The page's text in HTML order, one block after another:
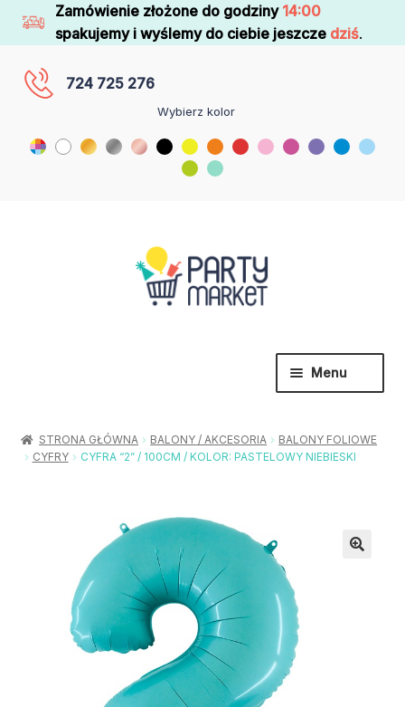
Zamówienie złożone do godziny 14:00
spakujemy i wyślemy do ciebie jeszcze dziś.
724 725 276
Wybierz kolor
Menu
menu
Urodziny / Imprezy
Rozwiń
Stroje / Dodatki
Rozwiń
Akcesoria Party
Moje konto
STRONA GŁÓWNA BALONY / AKCESORIA
BALONY FOLIOWE
CYFRY
CYFRA “2” / 100CM / KOLOR: PASTELOWY NIEBIESKI